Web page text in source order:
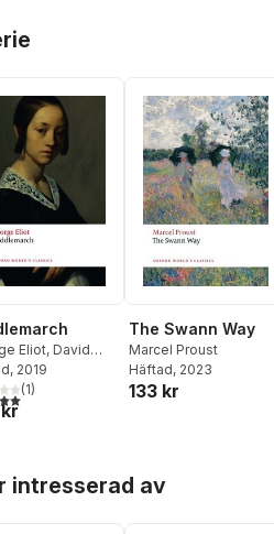
Eliot, David
, 2019
5 stjärnor. Totalt antal röster:
(1)
The Swann Way
Marcel Proust
Häftad, 2023
133 kr
intresserad av